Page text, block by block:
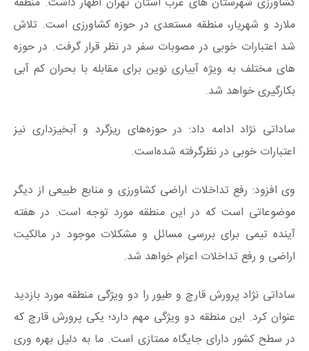
ملارد و شهریار، منطقه مستعدی در حوزه کشاورزی است. تلاش
شد اعتبارات خوبی در مصوبات سفر در نظر قرار گرفت. در حوزه
های مختلف به ویژه آبیاری نوین برای مقابله با بحران کم آبی
بکارگیری خواهد شد.
ساداتی نژاد ادامه داد: در حوزه‌های ریزگرد و آبخیزداری نیز
اعتبارات خوبی در نظرگرفته شده‌است.
وی افزود: رفع تداخلات اراضی کشاورزی و منابع طبیعی از دیگر
موضوعاتی است که در این منطقه مورد توجه است. در هفته
آینده تیمی برای بررسی مسائل و مشکلات موجود در مالکیت
اراضی و رفع تداخلات اعزام خواهد شد.
ساداتی نژاد پرورش قارچ و طیور را دو ویژگی منطقه مورد بازدید
عنوان کرد. این منطقه دو ویژگی مهم دارد؛ یکی پرورش قارچ که
در سطح کشور دارای جایگاه ممتازی است. ما به دلیل بهره وری